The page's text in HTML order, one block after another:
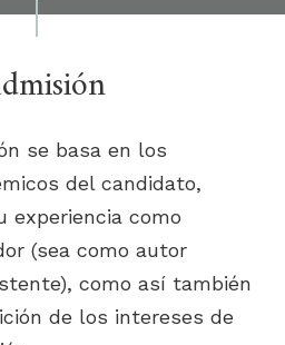
se basa en los
del candidato,
experiencia como
(sea como autor
como así también
de los intereses de